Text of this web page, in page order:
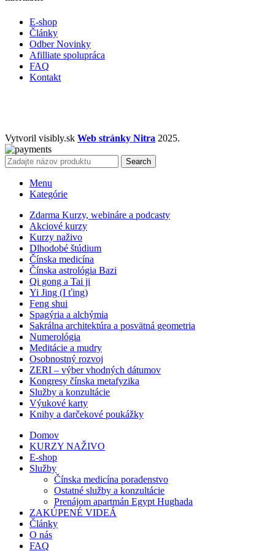
E-shop
Články
Odber Novinky
Afilliate spolupráca
FAQ
Kontakt
Vytvoril visibly.sk Web stránky Nitra 2025.
Search
Menu
Kategórie
Zdarma Kurzy, webináre a podcasty
Akciové kurzy
Kurzy naživo
Dlhodobé štúdium
Čínska medicína
Čínska astrológia Bazi
Qi gong a Tai ji
Yi Jing (I ťing)
Feng shui
Spagýria a alchýmia
Sakrálna architektúra a posvätná geometria
Numerológia
Meditácie a mudry
Osobnostný rozvoj
ZERI – výber vhodných dátumov
Kongresy čínska metafyzika
Služby a konzultácie
Výukové karty
Knihy a darčekové poukážky
Domov
KURZY NAŽIVO
E-shop
Služby
Čínska medicína poradenstvo
Ostatné služby a konzultácie
Prenájom apartmán Egypt Hughada
ZAKÚPENÉ VIDEÁ
Články
O nás
FAQ